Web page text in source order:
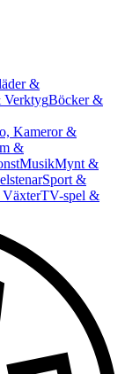
&
Böcker &
Kameror &
&
MusikMynt &
Sport &
VäxterTV-spel &